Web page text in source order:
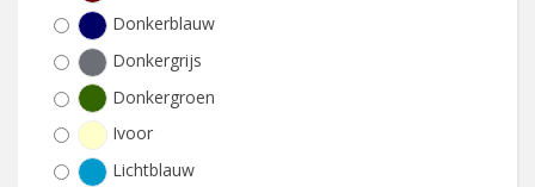
Donkerblauw
Donkergrijs
Donkergroen
Ivoor
Lichtblauw